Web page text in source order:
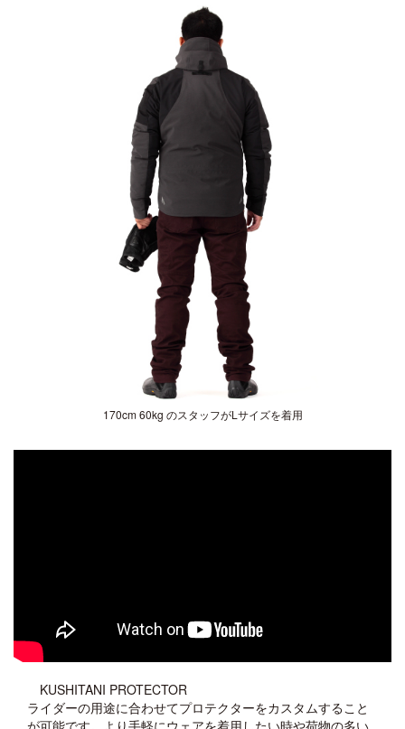
170cm 60kg のスタッフがLサイズを着用
KUSHITANI PROTECTOR
ライダーの用途に合わせてプロテクターをカスタムすること